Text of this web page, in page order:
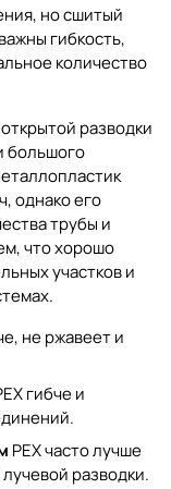
но сшитый
гибкость,
количество
разводки
большого
однако его
трубы и
что хорошо
участков и
не ржавеет и
гибче и
PEX часто лучше
разводки.